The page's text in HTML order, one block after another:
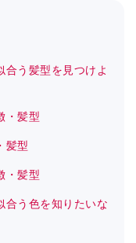
合う髪型を見つけよ
・髪型
髪型
・髪型
合う色を知りたいな